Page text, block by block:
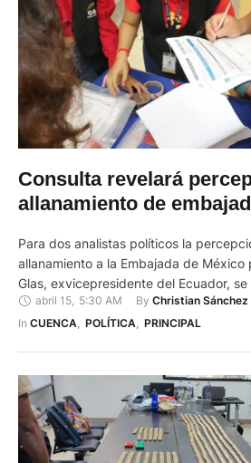
Consulta revelará
allanamiento de
Para dos analistas políticos la
allanamiento a la Embajada de
Glas, exvicepresidente del Ecuador,
Referéndum y Consulta Popular 2024.
Romero, ingeniera en marketing y
abril 15 5:30 AM By Christian
In CUENCA, POLÍTICA, PRINCIPAL